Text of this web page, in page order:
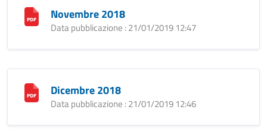
Novembre 2018
Data pubblicazione : 21/01/2019 12:47
Dicembre 2018
Data pubblicazione : 21/01/2019 12:46